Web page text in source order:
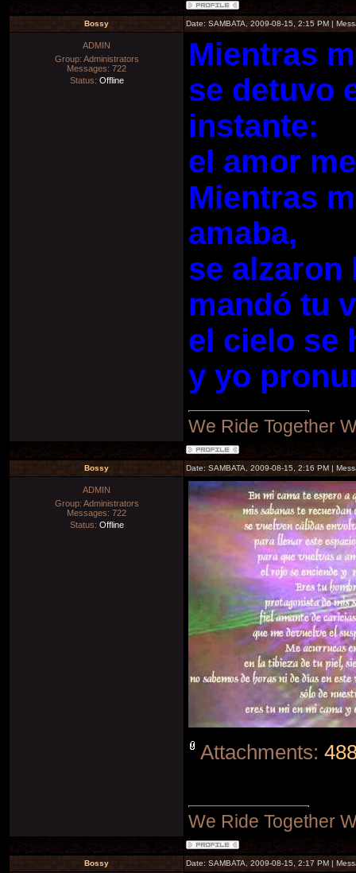
Bossy Date: SAMBATA, 2009-08-15, 2:15 PM |
ADMIN
Group: Administrators
Messages: 722
Status: Offline
Mientras
se detuvo
instante:
el amor
Mientras
amaba,
se alzaron
mandó tu
el cielo se
y yo
We Ride Together
Bossy Date: SAMBATA, 2009-08-15, 2:16 PM |
ADMIN
Group: Administrators
Messages: 722
Status: Offline
Attachments:
We Ride Together
Bossy Date: SAMBATA, 2009-08-15, 2:17 PM |